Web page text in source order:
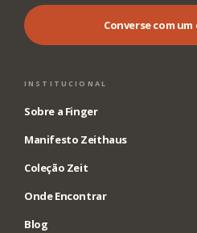
Converse com
INSTITUCIONAL
Sobre a Finger
Manifesto Zeithaus
Coleção Zeit
Onde Encontrar
Blog